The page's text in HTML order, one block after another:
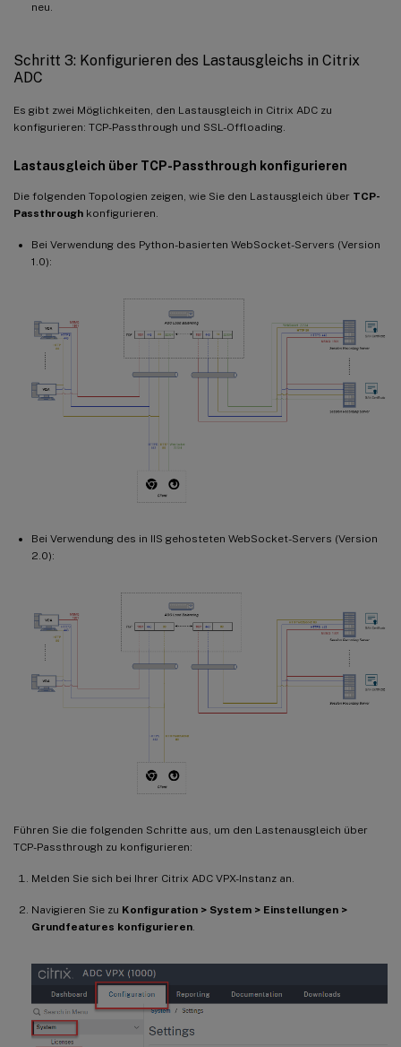
neu.
Schritt 3: Konfigurieren des Lastausgleichs in Citrix
ADC
Es gibt zwei Möglichkeiten, den Lastausgleich in Citrix ADC zu
konfigurieren: TCP-Passthrough und SSL-Offloading.
Lastausgleich über TCP-Passthrough konfigurieren
Die folgenden Topologien zeigen, wie Sie den Lastausgleich über TCP-
Passthrough konfigurieren.
Bei Verwendung des Python-basierten WebSocket-Servers (Version
1.0):
Bei Verwendung des in IIS gehosteten WebSocket-Servers (Version
2.0):
Führen Sie die folgenden Schritte aus, um den Lastenausgleich über
TCP-Passthrough zu konfigurieren:
Melden Sie sich bei Ihrer Citrix ADC VPX-Instanz an.
Navigieren Sie zu Konfiguration > System > Einstellungen >
Grundfeatures konfigurieren